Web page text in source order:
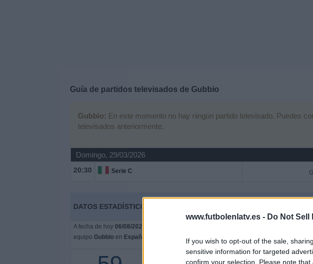
www.futbolenlatv.es - Do Not Sell
If you wish to opt-out of the sale,
sensitive information for targeted
confirm your selection. Please note
Guía de partidos televisados de Gubbio
Gubbio: En este momento no hay ningún partido televisado. Puedes
televisados anteriormente.
Domingo, 29/03/2026
20:30 Serie C
DATOS ESTADÍSTICOS DEL EQUIPO GUBBIO EN TELEVISIÓN EN
A fecha de hoy 06/08/2026
equipo Gubbioen España 01/05/2022 , podemos dar los siguientes datos:
57 partidos en abierto